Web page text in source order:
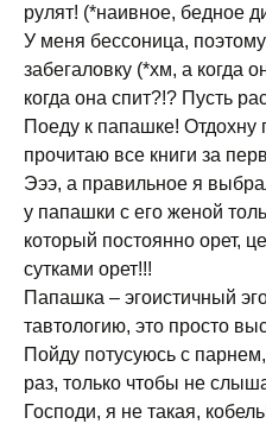
рулят! (*наивное, бедное
У меня бессоница,
забегаловку (*хм, а когда
когда она спит?!? Пусть
Поеду к папашке! Отдохну
прочитаю все книги за
Эээ, а правильное я
у папашки с его женой
который постоянно орет,
сутками орет!!!
Папашка – эгоистичный
тавтологию, это просто
Пойду потусуюсь с
раз, только чтобы не
Господи, я не такая,